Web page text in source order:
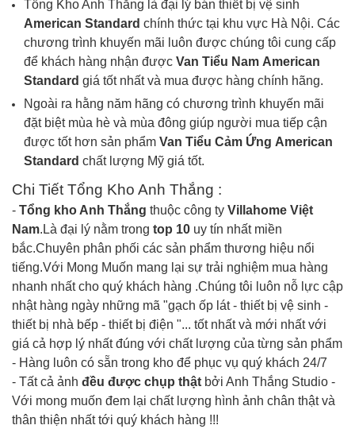
Tổng Kho Anh Thắng là đại lý bán thiết bị vệ sinh
American Standard chính thức tại khu vực Hà Nội. Các
chương trình khuyến mãi luôn được chúng tôi cung cấp
để khách hàng nhận được Van Tiểu Nam American
Standard giá tốt nhất và mua được hàng chính hãng.
Ngoài ra hằng năm hãng có chương trình khuyến mãi
đặt biệt mùa hè và mùa đông giúp người mua tiếp cận
được tốt hơn sản phẩm Van Tiểu Cảm Ứng American
Standard chất lượng Mỹ giá tốt.
Chi Tiết Tổng Kho Anh Thắng :
- Tổng kho Anh Thắng thuộc công ty Villahome Việt
Nam.Là đại lý nằm trong top 10 uy tín nhất miền
bắc.Chuyên phân phối các sản phẩm thương hiệu nổi
tiếng.Với Mong Muốn mang lại sự trải nghiệm mua hàng
nhanh nhất cho quý khách hàng .Chúng tôi luôn nỗ lực cập
nhật hàng ngày những mã "gạch ốp lát - thiết bị vệ sinh -
thiết bị nhà bếp - thiết bị điện "... tốt nhất và mới nhất với
giá cả hợp lý nhất đúng với chất lượng của từng sản phẩm
- Hàng luôn có sẵn trong kho để phục vụ quý khách 24/7
- Tất cả ảnh đều được chụp thật bởi Anh Thắng Studio -
Với mong muốn đem lại chất lượng hình ảnh chân thật và
thân thiện nhất tới quý khách hàng !!!